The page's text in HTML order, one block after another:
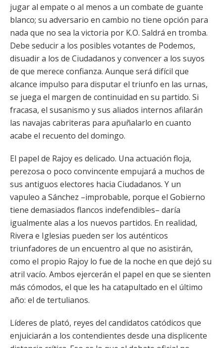
jugar al empate o al menos a un combate de guante
blanco; su adversario en cambio no tiene opción para
nada que no sea la victoria por K.O. Saldrá en tromba.
Debe seducir a los posibles votantes de Podemos,
disuadir a los de Ciudadanos y convencer a los suyos
de que merece confianza. Aunque será difícil que
alcance impulso para disputar el triunfo en las urnas,
se juega el margen de continuidad en su partido. Si
fracasa, el susanismo y sus aliados internos afilarán
las navajas cabriteras para apuñalarlo en cuanto
acabe el recuento del domingo.
El papel de Rajoy es delicado. Una actuación floja,
perezosa o poco convincente empujará a muchos de
sus antiguos electores hacia Ciudadanos. Y un
vapuleo a Sánchez –improbable, porque el Gobierno
tiene demasiados flancos indefendibles– daría
igualmente alas a los nuevos partidos. En realidad,
Rivera e Iglesias pueden ser los auténticos
triunfadores de un encuentro al que no asistirán,
como el propio Rajoy lo fue de la noche en que dejó su
atril vacío. Ambos ejercerán el papel en que se sienten
más cómodos, el que les ha catapultado en el último
año: el de tertulianos.
Líderes de plató, reyes del candidatos catódicos que
enjuiciarán a los contendientes desde una displicente